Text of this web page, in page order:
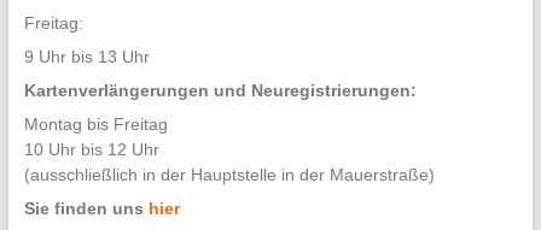
Freitag:
9 Uhr bis 13 Uhr
Kartenverlängerungen und Neuregistrierungen:
Montag bis Freitag
10 Uhr bis 12 Uhr
(ausschließlich in der Hauptstelle in der Mauerstraße)
Sie finden uns hier